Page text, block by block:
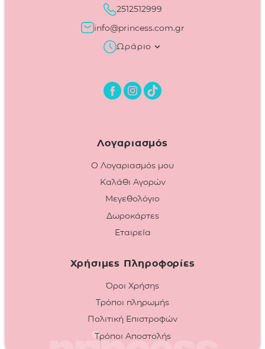
2512512999
info@princess.com.gr
Ωράριο
Λογαριασμός
Ο Λογαριασμός μου
Καλάθι Αγορών
Μεγεθολόγιο
Δωροκάρτες
Εταιρεία
Χρήσιμες Πληροφορίες
Όροι Χρήσης
Τρόποι πληρωμής
Πολιτική Επιστροφών
Τρόποι Αποστολής